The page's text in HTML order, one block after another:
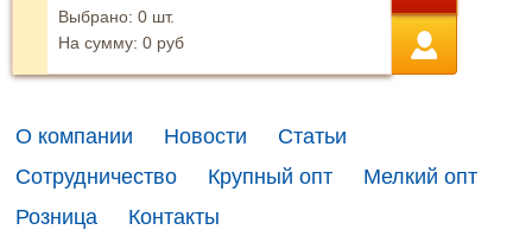
Выбрано: 0 шт.
На сумму: 0 руб
О компании Новости
Статьи
Сотрудничество
Крупный опт
Мелкий опт
Розница
Контакты